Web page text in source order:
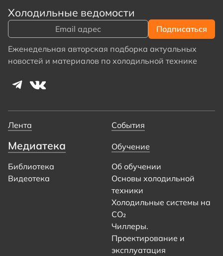
Холодильные ведомости
Еженедельная авторская подборка актуальных
новостей и материалов по холодильной технике
Лента События
Медиатека
Библиотека
Видеотека
Обучение
Об обучении
Основы холодильной
техники
Холодильные системы на
CO₂
Чиллеры.
Проектирование и
эксплуатация